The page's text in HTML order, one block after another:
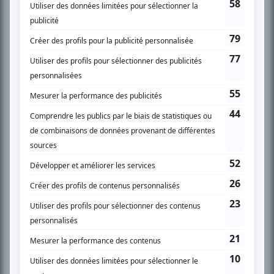
SUR LE RÉSEAU BIZZ MÉDIA
Accueil
Liste des oeuvres
Liste des comédiens
Recherche avancée
À propos
Nous contacter
Termes et conditions
Politique de confidentialité